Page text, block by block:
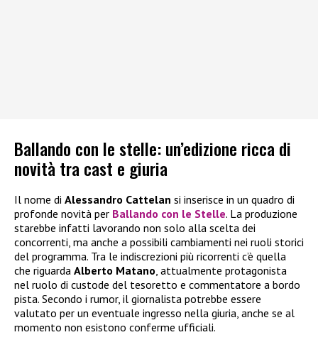
Ballando con le stelle: un’edizione ricca di
novità tra cast e giuria
Il nome di Alessandro Cattelan si inserisce in un quadro di
profonde novità per Ballando con le Stelle. La produzione
starebbe infatti lavorando non solo alla scelta dei
concorrenti, ma anche a possibili cambiamenti nei ruoli storici
del programma. Tra le indiscrezioni più ricorrenti c’è quella
che riguarda Alberto Matano , attualmente protagonista
nel ruolo di custode del tesoretto e commentatore a bordo
pista. Secondo i rumor, il giornalista potrebbe essere
valutato per un eventuale ingresso nella giuria, anche se al
momento non esistono conferme ufficiali.